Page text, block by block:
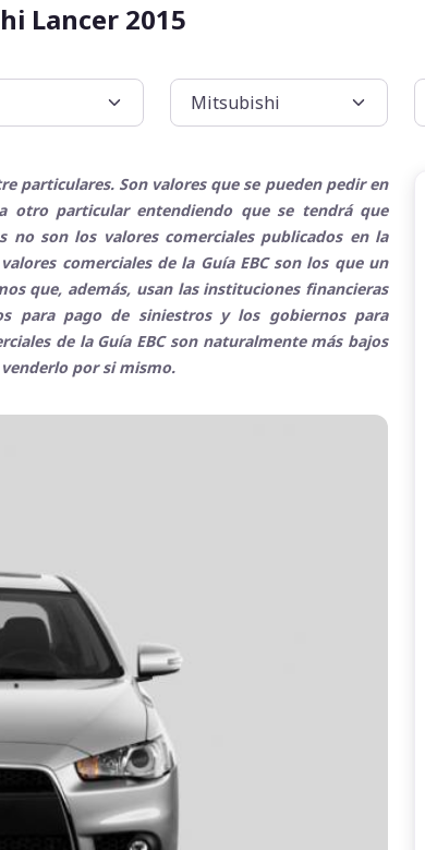
Lancer 2015
particulares. Son valores que se pueden pedir en
otro particular entendiendo que se tendrá que
no son los valores comerciales publicados en la
comerciales de la Guía EBC son los que un
que, además, usan las instituciones financieras
para pago de siniestros y los gobiernos para
de la Guía EBC son naturalmente más bajos
por si mismo.